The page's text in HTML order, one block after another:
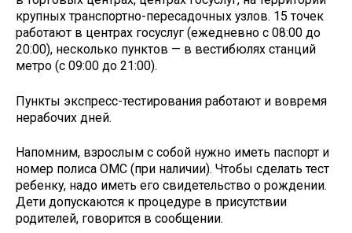
крупных транспортно-пересадочных узлов. 15 точек
работают в центрах госуслуг (ежедневно с 08:00 до
20:00), несколько пунктов — в вестибюлях станций
метро (с 09:00 до 21:00).
Пункты экспресс-тестирования работают и вовремя
нерабочих дней.
Напомним, взрослым с собой нужно иметь паспорт и
номер полиса ОМС (при наличии). Чтобы сделать тест
ребенку, надо иметь его свидетельство о рождении.
Дети допускаются к процедуре в присутствии
родителей, говорится в сообщении.